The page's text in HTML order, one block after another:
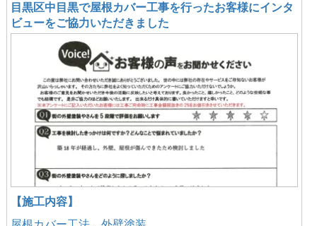
目黒区中目黒で屋根カバー工事を行ったお客様にインタ
ビューをご協力いただきました
【施工内容】